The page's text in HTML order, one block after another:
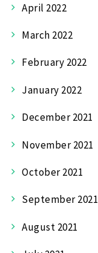
April 2022
March 2022
February 2022
January 2022
December 2021
November 2021
October 2021
September 2021
August 2021